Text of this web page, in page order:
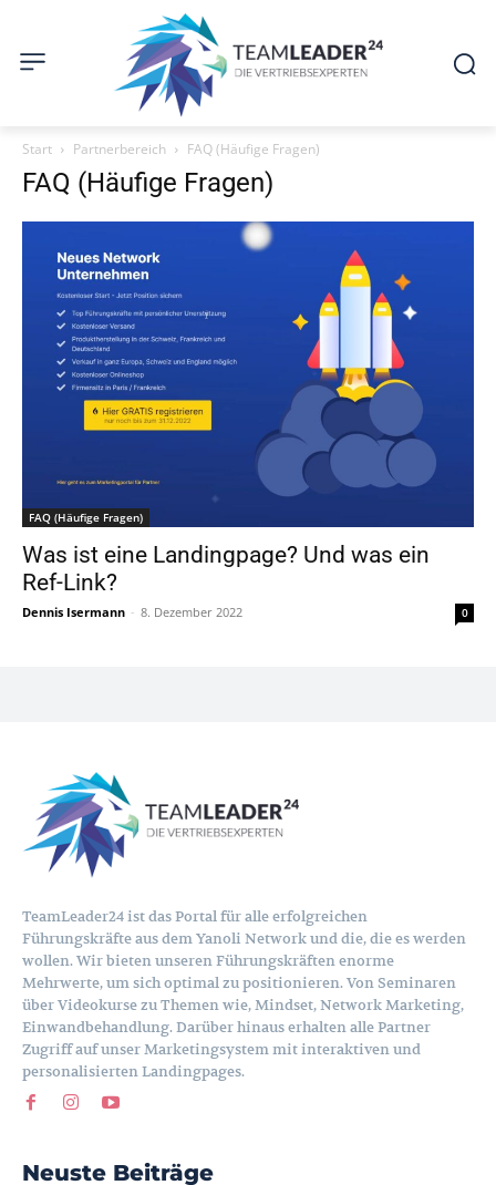
Start Partnerbereich FAQ (Häufige Fragen)
FAQ (Häufige Fragen)
FAQ (Häufige Fragen)
Was ist eine Landingpage? Und was ein
Ref-Link?
Dennis Isermann - 8. Dezember 2022 0
TeamLeader24 ist das Portal für alle erfolgreichen
Führungskräfte aus dem Yanoli Network und die, die es werden
wollen. Wir bieten unseren Führungskräften enorme
Mehrwerte, um sich optimal zu positionieren. Von Seminaren
über Videokurse zu Themen wie, Mindset, Network Marketing,
Einwandbehandlung. Darüber hinaus erhalten alle Partner
Zugriff auf unser Marketingsystem mit interaktiven und
personalisierten Landingpages.
Neuste Beiträge